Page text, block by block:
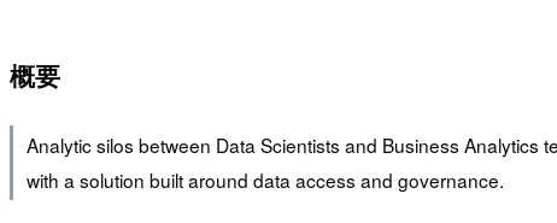
概要
Analytic silos between Data Scientists and Business Analytics
with a solution built around data access and governance.